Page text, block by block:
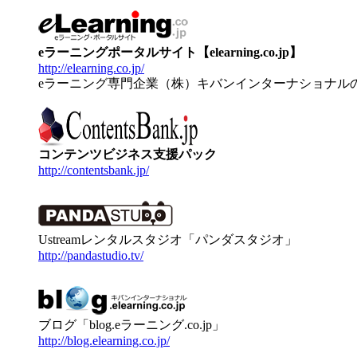
eラーニングポータルサイト【elearning.co.jp】
http://elearning.co.jp/
eラーニング専門企業（株）キバンインターナショナル
コンテンツビジネス支援パック
http://contentsbank.jp/
Ustreamレンタルスタジオ「パンダスタジオ」
http://pandastudio.tv/
ブログ「blog.eラーニング.co.jp」
http://blog.elearning.co.jp/